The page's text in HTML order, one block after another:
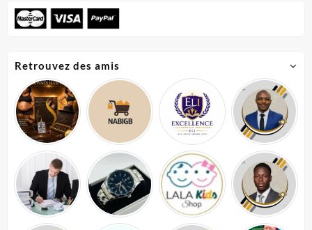
Retrouvez des amis